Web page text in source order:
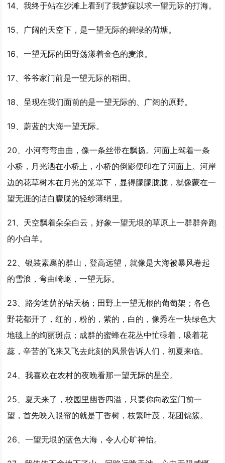
14、我终于站在沙滩上看到了我梦寐以求一望无际的打海。
15、广阔的天空下，是一望无际的碧绿的荷塘。
16、一望无际的田野荡漾着金色的麦浪。
17、爷爷家门前是一望无际的稻田。
18、呈现在我们面前的是一望无际的、广阔的原野。
19、蔚蓝的大海一望无际。
20、小河弯弯曲曲，像一条丝带在飘扬。河面上驾着一条
小桥，月光洒在小桥上，小桥的倒影便印在了河面上。河岸
边的花草树木在月光的笼罩下，显得朦朦胧胧，就像蒙在一
望无涯的洁白朦胧的轻纱薄绡里。
21、天空飘着朵朵白云，好象一望无垠的草原上一群群奔跑
的小白羊。
22、银装素裹的群山，登高远望，就像是大海被暴风卷起
的雪浪，弯曲崎岖，一望无际。
23、路旁遮荫的钻天杨；田野上一望无根的葡萄架；各色
野花都开了，红的，粉的，紫的，白的，像秀在一块绿色大
地毯上的绚丽斑点；成群的蜜蜂在花丛中忙碌着，吸着花
蕊，辛苦的飞来又飞去此刻的风景告诉人们，初夏来临。
24、我喜欢在农村的夜晚看那一望无际的星空。
25、夏天来了，校园里幽香四溢，只要你向教室门前一
望 ，首先映入眼帘的就是丁香树，枝繁叶茂，花团锦簇。
26、一望无垠的蓝色大海，令人心旷神怡。